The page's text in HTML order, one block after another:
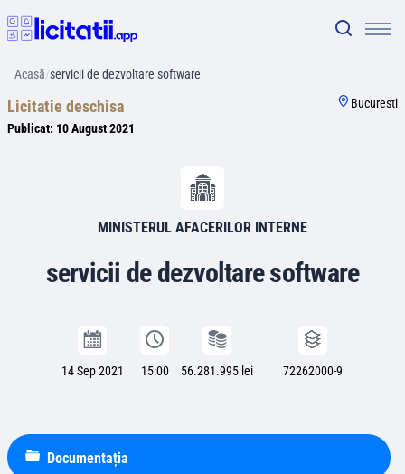
Acasă/servicii de dezvoltare software
Licitatie deschisa
Publicat: 10 August 2021
Bucuresti
MINISTERUL AFACERILOR INTERNE
servicii de dezvoltare software
14 Sep 2021 15:00 56.281.995 lei 72262000-9
Documentația